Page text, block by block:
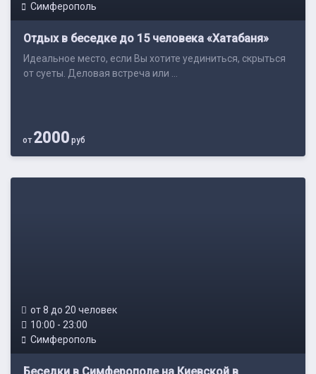
Симферополь
Отдых в беседке до 15 человека «Хатабаня»
Идеальное место, если Вы хотите уединиться, скрыться
от суеты. Деловая встреча или ...
от2000 руб
от 8 до 20 человек
10:00 - 23:00
Симферополь